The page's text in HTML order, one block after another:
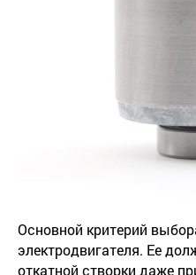
Основной критерий
электродвигателя. Ее
откатной створки даже